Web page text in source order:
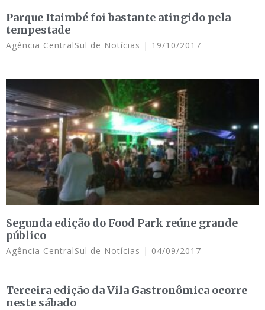
Parque Itaimbé foi bastante atingido pela
tempestade
Agência CentralSul de Notícias 19/10/2017
Segunda edição do Food Park reúne grande
público
Agência CentralSul de Notícias 04/09/2017
Terceira edição da Vila Gastronômica ocorre
neste sábado